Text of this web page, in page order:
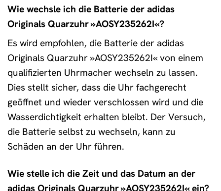
Wie wechsle ich die Batterie der adidas
Originals Quarzuhr »AOSY235262I«?
Es wird empfohlen, die Batterie der adidas
Originals Quarzuhr »AOSY235262I« von einem
qualifizierten Uhrmacher wechseln zu lassen.
Dies stellt sicher, dass die Uhr fachgerecht
geöffnet und wieder verschlossen wird und die
Wasserdichtigkeit erhalten bleibt. Der Versuch,
die Batterie selbst zu wechseln, kann zu
Schäden an der Uhr führen.
Wie stelle ich die Zeit und das Datum an der
adidas Originals Quarzuhr »AOSY235262I« ein?